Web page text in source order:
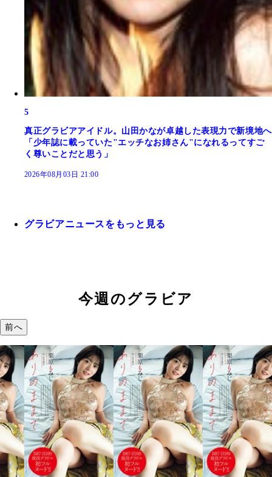
5
真正グラビアアイドル。山田かなが卓越した表現力で新境地へ
「少年誌に載っていた"エッチなお姉さん"になれるってすご
く尊いことだと思う」
2026年08月03日 21:00
グラビアニュースをもっと見る
今週のグラビア
前へ